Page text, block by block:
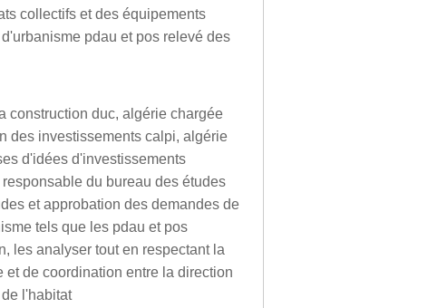
collectifs et des équipements
pdau et pos relevé des
construction duc, algérie chargée
des investissements calpi, algérie
d'idées d'investissements
du bureau des études
et approbation des demandes de
tels que les pdau et pos
les analyser tout en respectant la
de coordination entre la direction
l'habitat